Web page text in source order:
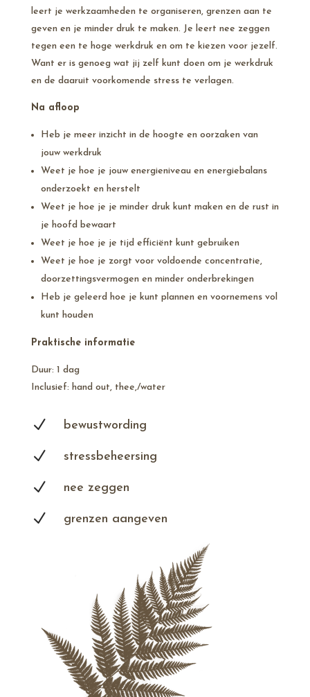
leert je werkzaamheden te organiseren, grenzen aan te
geven en je minder druk te maken. Je leert nee zeggen
tegen een te hoge werkdruk en om te kiezen voor jezelf.
Want er is genoeg wat jij zelf kunt doen om je werkdruk
en de daaruit voorkomende stress te verlagen.
Na afloop
Heb je meer inzicht in de hoogte en oorzaken van
jouw werkdruk
Weet je hoe je jouw energieniveau en energiebalans
onderzoekt en herstelt
Weet je hoe je je minder druk kunt maken en de rust in
je hoofd bewaart
Weet je hoe je je tijd efficiënt kunt gebruiken
Weet je hoe je zorgt voor voldoende concentratie,
doorzettingsvermogen en minder onderbrekingen
Heb je geleerd hoe je kunt plannen en voornemens vol
kunt houden
Praktische informatie
Duur: 1 dag
Inclusief: hand out, thee,/water
N bewustwording
N stressbeheersing
N nee zeggen
N grenzen aangeven